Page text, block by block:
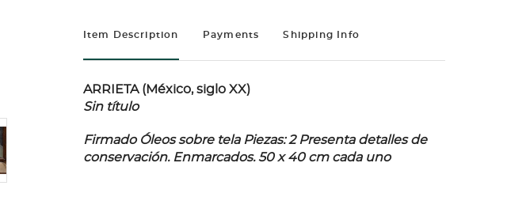
Item Description Payments Shipping Info
ARRIETA (México, siglo XX)
Sin título
Firmado Óleos sobre tela Piezas: 2 Presenta detalles de
conservación. Enmarcados. 50 x 40 cm cada uno